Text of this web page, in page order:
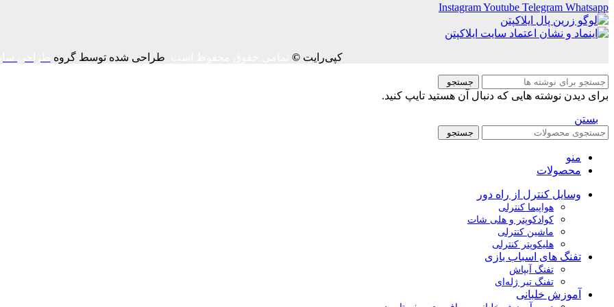
InstagramYoutube Telegram Whatsapp
کپی‌رایت© طراحی شده توسط گروه
جستجو
برای دیدن نوشته هایی که دنبال آن هستید تایپ کنید.
بستن
جستجو
منو
محصولات
وسایل کنترل از راه دور
هواپیما کنترلی
کوادکوپتر و هلی شات
ماشین کنترلی
هلیکوپتر کنترلی
تفنگ های اسباب بازی
تفنگ آبپاش
تفنگ تیر ژله‌ای
آموزش خلبانی